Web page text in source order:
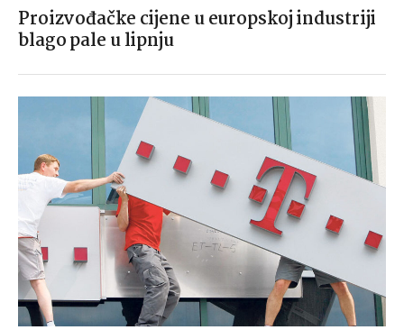
Proizvođačke cijene u europskoj industriji
blago pale u lipnju